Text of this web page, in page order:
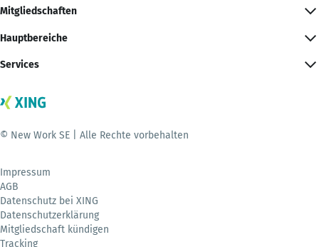
Mitgliedschaften
Hauptbereiche
Services
© New Work SE | Alle Rechte vorbehalten
Impressum
AGB
Datenschutz bei XING
Datenschutzerklärung
Mitgliedschaft kündigen
Tracking